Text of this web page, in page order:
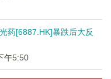
药[6887.HK]暴跌后大反
午5:50